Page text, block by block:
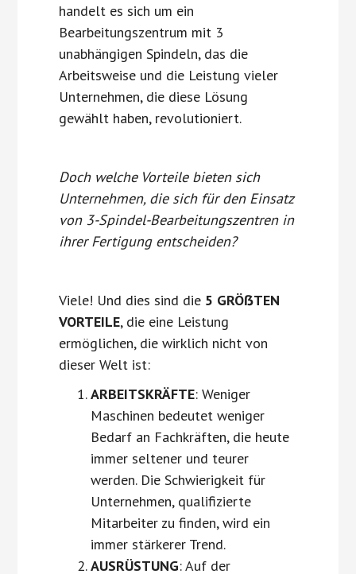
handelt es sich um ein
Bearbeitungszentrum mit 3
unabhängigen Spindeln, das die
Arbeitsweise und die Leistung vieler
Unternehmen, die diese Lösung
gewählt haben, revolutioniert.
Doch welche Vorteile bieten sich
Unternehmen, die sich für den Einsatz
von 3-Spindel-Bearbeitungszentren in
ihrer Fertigung entscheiden?
Viele! Und dies sind die 5 GRÖẞTEN
VORTEILE, die eine Leistung
ermöglichen, die wirklich nicht von
dieser Welt ist:
ARBEITSKRÄFTE: Weniger
Maschinen bedeutet weniger
Bedarf an Fachkräften, die heute
immer seltener und teurer
werden. Die Schwierigkeit für
Unternehmen, qualifizierte
Mitarbeiter zu finden, wird ein
immer stärkerer Trend.
AUSRÜSTUNG: Auf der